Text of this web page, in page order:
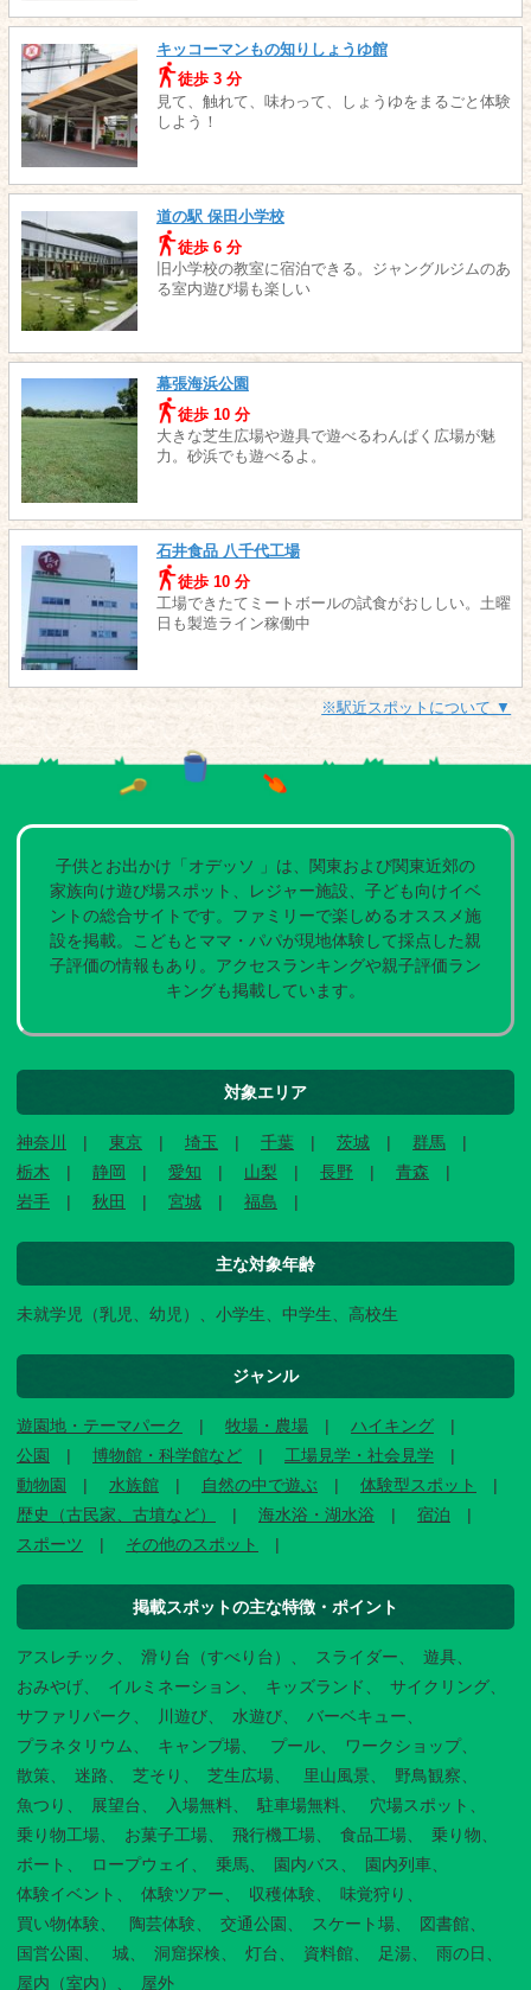
キッコーマンもの知りしょうゆ館
徒歩 3 分
見て、触れて、味わって、しょうゆをまるごと体験
しよう！
道の駅 保田小学校
徒歩 6 分
旧小学校の教室に宿泊できる。ジャングルジムのあ
る室内遊び場も楽しい
幕張海浜公園
徒歩 10 分
大きな芝生広場や遊具で遊べるわんぱく広場が魅
力。砂浜でも遊べるよ。
石井食品 八千代工場
徒歩 10 分
工場できたてミートボールの試食がおししい。土曜
日も製造ライン稼働中
※駅近スポットについて ▼
子供とお出かけ「オデッソ 」は、関東および関東近郊の
家族向け遊び場スポット、レジャー施設、子ども向けイベ
ントの総合サイトです。ファミリーで楽しめるオススメ施
設を掲載。こどもとママ・パパが現地体験して採点した親
子評価の情報もあり。アクセスランキングや親子評価ラン
キングも掲載しています。
対象エリア
神奈川 東京 埼玉 千葉 茨城
群馬
栃木
静岡 愛知 山梨 長野
青森
岩手
秋田 宮城 福島
主な対象年齢
未就学児（乳児、幼児）、小学生、中学生、高校生
ジャンル
遊園地・テーマパーク 牧場・農場
ハイキング
公園
博物館・科学館など
工場見学・社会見学
動物園
水族館 自然の中で遊ぶ
体験型スポット
歴史（古民家、古墳など）
海水浴・湖水浴
宿泊
スポーツ
その他のスポット
掲載スポットの主な特徴・ポイント
アスレチック 滑り台（すべり台） スライダー
遊具
おみやげ
イルミネーション キッズランド
サイクリング
サファリパーク
川遊び 水遊び
バーベキュー
プラネタリウム
キャンプ場 プール
ワークショップ
散策
迷路 芝そり 芝生広場 里山風景
野鳥観察
魚つり
展望台 入場無料 駐車場無料
穴場スポット
乗り物工場
お菓子工場 飛行機工場 食品工場
乗り物
ボート
ロープウェイ 乗馬 園内バス
園内列車
体験イベント
体験ツアー 収穫体験
味覚狩り
買い物体験
陶芸体験 交通公園 スケート場
図書館
国営公園
城 洞窟探検 灯台 資料館 足湯
雨の日
屋内（室内）
屋外